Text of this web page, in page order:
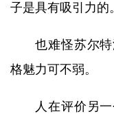
子是具有吸引力的。
也难怪苏尔
格魅力可不弱。
人在评价另